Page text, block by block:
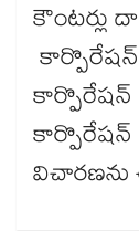
కార్పొరేషన్‌
విచారణను